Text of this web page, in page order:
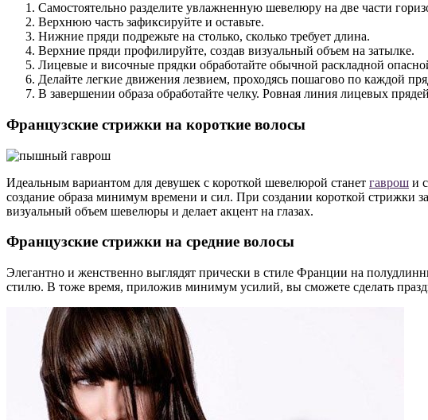
Самостоятельно разделите увлажненную шевелюру на две части
Верхнюю часть зафиксируйте и оставьте.
Нижние пряди подрежьте на столько, сколько требует длина.
Верхние пряди профилируйте, создав визуальный объем на затылке.
Лицевые и височные прядки обработайте обычной раскладной
Делайте легкие движения лезвием, проходясь пошагово по каждой
В завершении образа обработайте челку. Ровная линия лицевых
Французские стрижки на короткие волосы
Идеальным вариантом для девушек с короткой шевелюрой станет гаврош и
создание образа минимум времени и сил. При создании короткой стрижки
визуальный объем шевелюры и делает акцент на глазах.
Французские стрижки на средние волосы
Элегантно и женственно выглядят прически в стиле Франции на
стилю. В тоже время, приложив минимум усилий, вы сможете сделать